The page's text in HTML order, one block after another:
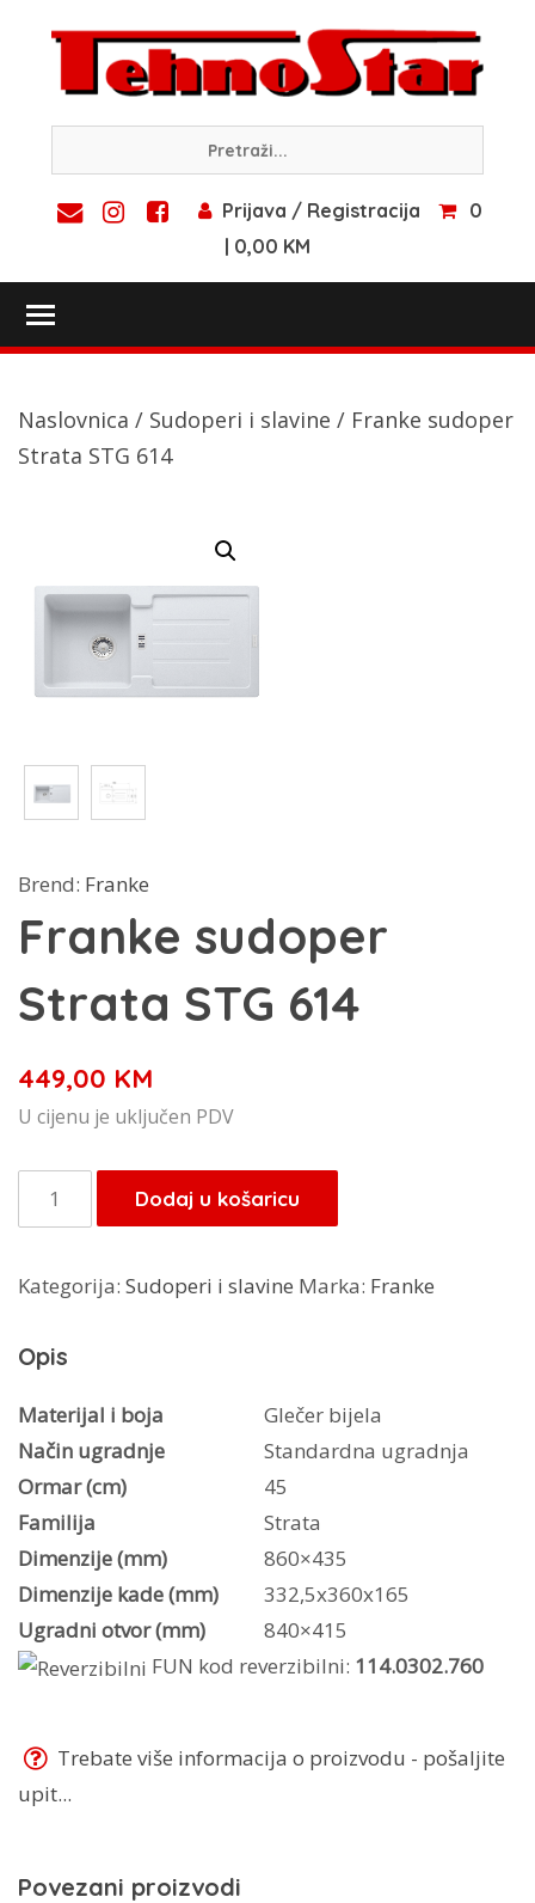
content
Prijava / Registracija
0
| 0,00 KM
Naslovnica / Sudoperi i slavine / Franke sudoper
Strata STG 614
Brend: Franke
Franke sudoper
Strata STG 614
449,00 KM
U cijenu je uključen PDV
Franke
sudoper
STG
količina
Dodaj u košaricu
Kategorija: Sudoperi i slavine Marka: Franke
Opis
Materijal i boja
Glečer bijela
Način ugradnje
Standardna ugradnja
Ormar (cm)
45
Familija
Strata
Dimenzije (mm)
860×435
Dimenzije kade (mm)
332,5x360x165
Ugradni otvor (mm)
840×415
FUN kod reverzibilni: 114.0302.760
Trebate više informacija o proizvodu - pošaljite
upit...
Povezani proizvodi